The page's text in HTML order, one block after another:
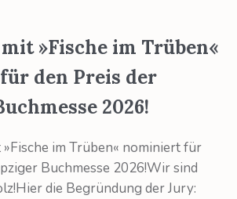
»Fische im Trüben«
den Preis der
2026!
im Trüben« nominiert für
Buchmesse 2026!Wir sind
die Begründung der Jury: